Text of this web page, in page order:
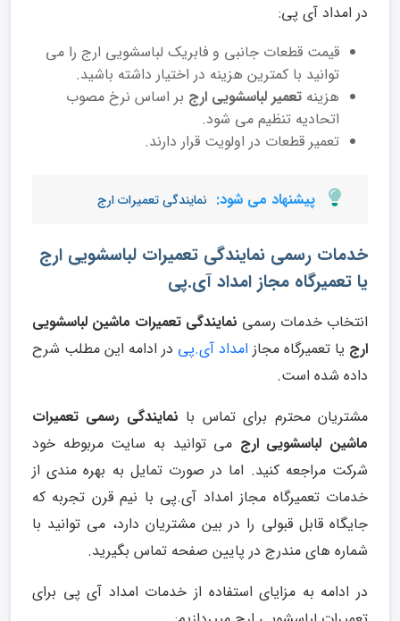
در امداد آی پی:
قیمت قطعات جانبی و فابریک لباسشویی ارج را می
توانید با کمترین هزینه در اختیار داشته باشید.
هزینه تعمیر لباسشویی ارج بر اساس نرخ مصوب
اتحادیه تنظیم می شود.
تعمیر قطعات در اولویت قرار دارند.
پیشنهاد می شود: نمایندگی تعمیرات ارج
خدمات رسمی نمایندگی تعمیرات لباسشویی ارج
یا تعمیرگاه مجاز امداد آی.پی
انتخاب خدمات رسمی نمایندگی تعمیرات ماشین لباسشویی
ارج یا تعمیرگاه مجاز امداد آی.پی در ادامه این مطلب شرح
داده شده است.
مشتریان محترم برای تماس با نمایندگی رسمی تعمیرات
ماشین لباسشویی ارج می توانید به سایت مربوطه خود
شرکت مراجعه کنید. اما در صورت تمایل به بهره مندی از
خدمات تعمیرگاه مجاز امداد آی.پی با نیم قرن تجربه که
جایگاه قابل قبولی را در بین مشتریان دارد، می توانید با
شماره های مندرج در پایین صفحه تماس بگیرید.
در ادامه به مزایای استفاده از خدمات امداد آی پی برای